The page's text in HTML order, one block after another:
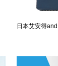
日本艾安得